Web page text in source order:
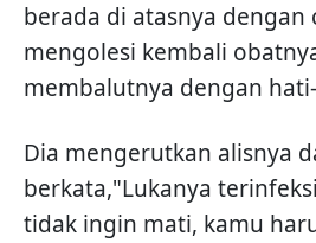
berada di atasnya dengan
mengolesi kembali
membalutnya dengan
Dia mengerutkan alisnya
berkata,"Lukanya
tidak ingin mati, kamu